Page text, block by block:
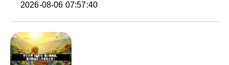
2026-08-06 07:57:40